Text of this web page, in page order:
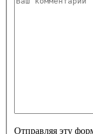
Отправляя эту